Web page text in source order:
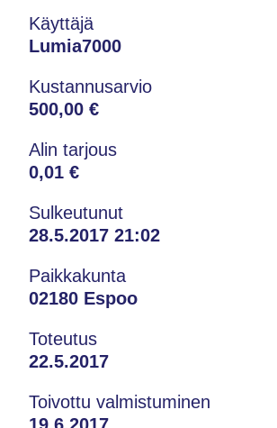
Käyttäjä
Lumia7000
Kustannusarvio
500,00 €
Alin tarjous
0,01 €
Sulkeutunut
28.5.2017 21:02
Paikkakunta
02180 Espoo
Toteutus
22.5.2017
Toivottu valmistuminen
19.6.2017